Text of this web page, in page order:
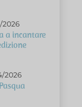
2026
a incantare
2026